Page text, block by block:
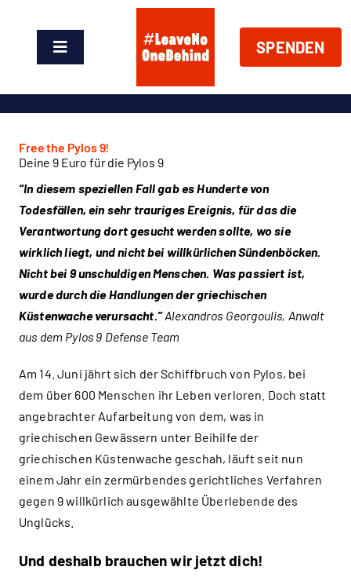
Toggle
News
Handeln
Shop
Spenden
EN
SPENDEN
Free the Pylos 9!
Deine 9 Euro für die Pylos 9
“In diesem speziellen Fall gab es Hunderte von
Todesfällen, ein sehr trauriges Ereignis, für das die
Verantwortung dort gesucht werden sollte, wo sie
wirklich liegt, und nicht bei willkürlichen Sündenböcken.
Nicht bei 9 unschuldigen Menschen. Was passiert ist,
wurde durch die Handlungen der griechischen
Küstenwache verursacht.”Alexandros Georgoulis, Anwalt
aus dem Pylos 9 Defense Team
Am 14. Juni jährt sich der Schiffbruch von Pylos, bei
dem über 600 Menschen ihr Leben verloren. Doch statt
angebrachter Aufarbeitung von dem, was in
griechischen Gewässern unter Beihilfe der
griechischen Küstenwache geschah, läuft seit nun
einem Jahr ein zermürbendes gerichtliches Verfahren
gegen 9 willkürlich ausgewählte Überlebende des
Unglücks.
Und deshalb brauchen wir jetzt dich!